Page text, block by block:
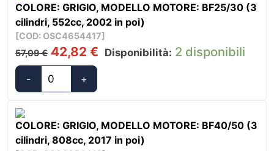
Navigazione
e
Riposo
quantità
COLORE: GRIGIO, MODELLO MOTORE: BF25/30 (3
cilindri, 552cc, 2002 in poi)
[COD: OSC4654417]
57,09€ Il
prezzo
originale
era:
42,82 € Disponibilità: 2 disponibili
-
Oceansouth
Navigazione
e
+
COLORE: GRIGIO, MODELLO MOTORE: BF40/50 (3
cilindri, 808cc, 2017 in poi)